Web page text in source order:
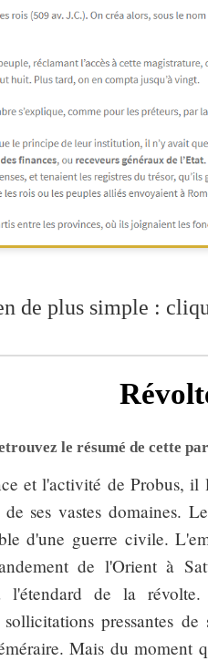
de plus simple :
le résumé de cette
et l'activité de Probus, il
ses vastes domaines.
d'une guerre civile.
de l'Orient à
l'étendard de la
pressantes
Mais du